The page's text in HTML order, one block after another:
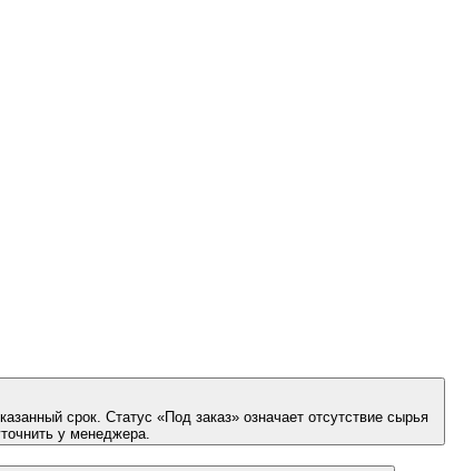
срок. Статус «Под заказ» означает отсутствие сырья
у менеджера.